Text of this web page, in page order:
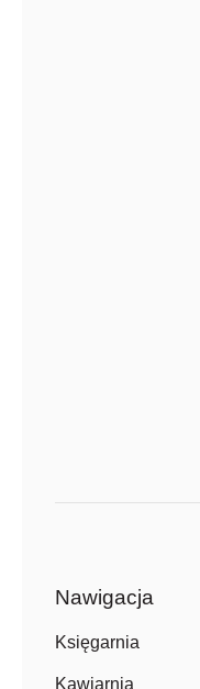
Nawigacja
Księgarnia
Kawiarnia